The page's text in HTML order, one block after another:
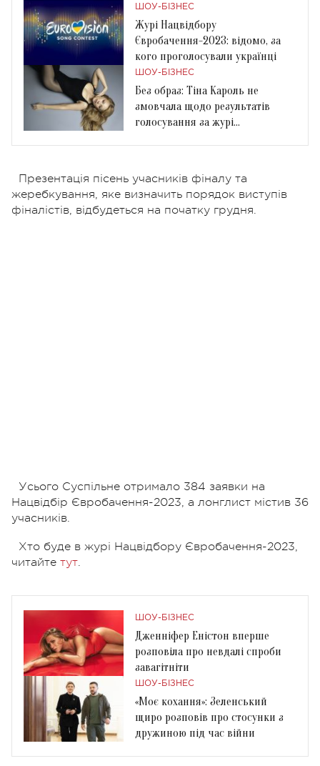
ШОУ-БІЗНЕС
Журі Нацвідбору
Євробачення-2023: відомо, за
кого проголосували українці
ШОУ-БІЗНЕС
Без образ: Тіна Кароль не
змовчала щодо результатів
голосування за журі
Презентація пісень учасників фіналу та
жеребкування, яке визначить порядок виступів
фіналістів, відбудеться на початку грудня.
Усього Суспільне отримало 384 заявки на
Нацвідбір Євробачення-2023, а лонглист містив 36
учасників.
Хто буде в журі Нацвідбору Євробачення-2023,
читайте тут.
ШОУ-БІЗНЕС
Дженніфер Еністон вперше
розповіла про невдалі спроби
завагітніти
ШОУ-БІЗНЕС
«Моє кохання»: Зеленський
щиро розповів про стосунки з
дружиною під час війни